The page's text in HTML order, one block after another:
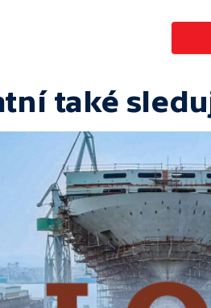
také